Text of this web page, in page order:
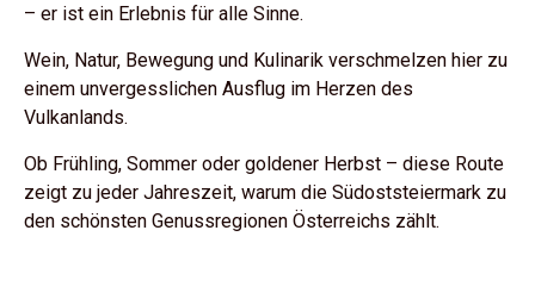
– er ist ein Erlebnis für alle Sinne.
Wein, Natur, Bewegung und Kulinarik verschmelzen hier zu
einem unvergesslichen Ausflug im Herzen des
Vulkanlands.
Ob Frühling, Sommer oder goldener Herbst – diese Route
zeigt zu jeder Jahreszeit, warum die Südoststeiermark zu
den schönsten Genussregionen Österreichs zählt.